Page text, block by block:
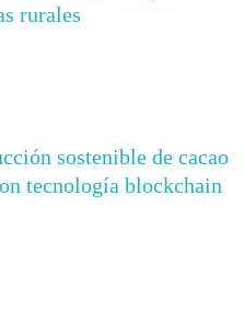
rurales
sostenible de cacao
tecnología blockchain